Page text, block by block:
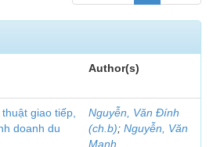
Author(s)
giao tiếp,
doanh du
Nguyễn, Văn Đính
(ch.b); Nguyễn, Văn
Mạnh